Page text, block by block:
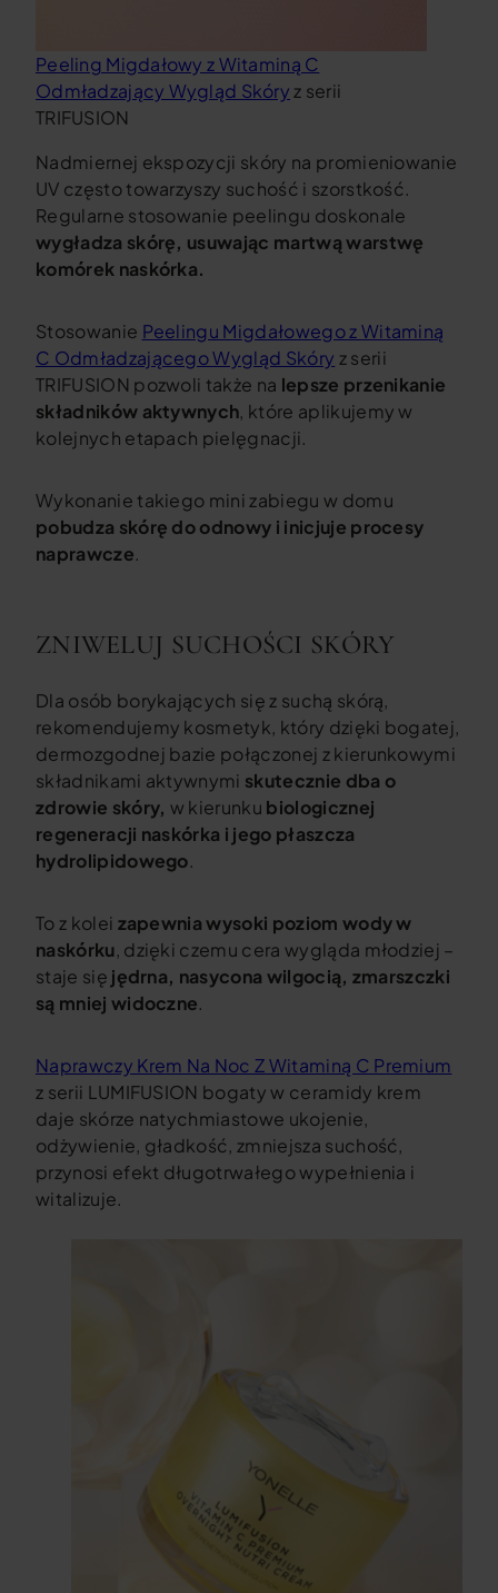
Peeling Migdałowy z Witaminą C
Odmładzający Wygląd Skóry z serii
TRIFUSION
Nadmiernej ekspozycji skóry na promieniowanie
UV często towarzyszy suchość i szorstkość.
Regularne stosowanie peelingu doskonale
wygładza skórę, usuwając martwą warstwę
komórek naskórka.
Stosowanie Peelingu Migdałowego z Witaminą
C Odmładzającego Wygląd Skóry z serii
TRIFUSION pozwoli także na lepsze przenikanie
składników aktywnych, które aplikujemy w
kolejnych etapach pielęgnacji.
Wykonanie takiego mini zabiegu w domu
pobudza skórę do odnowy i inicjuje procesy
naprawcze.
ZNIWELUJ SUCHOŚCI SKÓRY
Dla osób borykających się z suchą skórą,
rekomendujemy kosmetyk, który dzięki bogatej,
dermozgodnej bazie połączonej z kierunkowymi
składnikami aktywnymi skutecznie dba o
zdrowie skóry, w kierunku biologicznej
regeneracji naskórka i jego płaszcza
hydrolipidowego.
To z kolei zapewnia wysoki poziom wody w
naskórku, dzięki czemu cera wygląda młodziej –
staje się jędrna, nasycona wilgocią, zmarszczki
są mniej widoczne.
Naprawczy Krem Na Noc Z Witaminą C Premium
z serii LUMIFUSION bogaty w ceramidy krem
daje skórze natychmiastowe ukojenie,
odżywienie, gładkość, zmniejsza suchość,
przynosi efekt długotrwałego wypełnienia i
witalizuje.